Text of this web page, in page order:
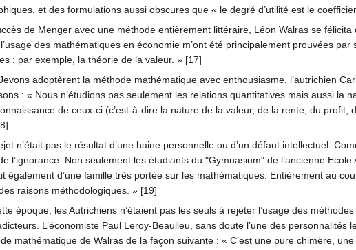
et des formulations aussi obscures que « le degré d’utilité est le
de Menger avec une méthode entièrement littéraire, Léon Walras se
des mathématiques en économie m’ont été principalement prouvées
: par exemple, la théorie de la valeur. » [17]
adoptèrent la méthode mathématique avec enthousiasme, l’autrichien
: « Nous n’étudions pas seulement les relations quantitatives mais aussi la
de ceux-ci (c’est-à-dire la nature de la valeur, de la rente, du
n’était pas le résultat d’une haine personnelle ou d’un défaut intellectuel.
l’ignorance. Non seulement les étudiants du "Gymnasium" de l’ancienne
également d’une famille très portée sur les mathématiques. Entièrement au
raisons méthodologiques. » [19]
époque, les Autrichiens n’étaient pas les seuls à rejeter l’usage des
L’économiste Paul Leroy-Beaulieu, sans doute l’une des personnalités
mathématique de Walras de la façon suivante : « C’est une pure chimère,